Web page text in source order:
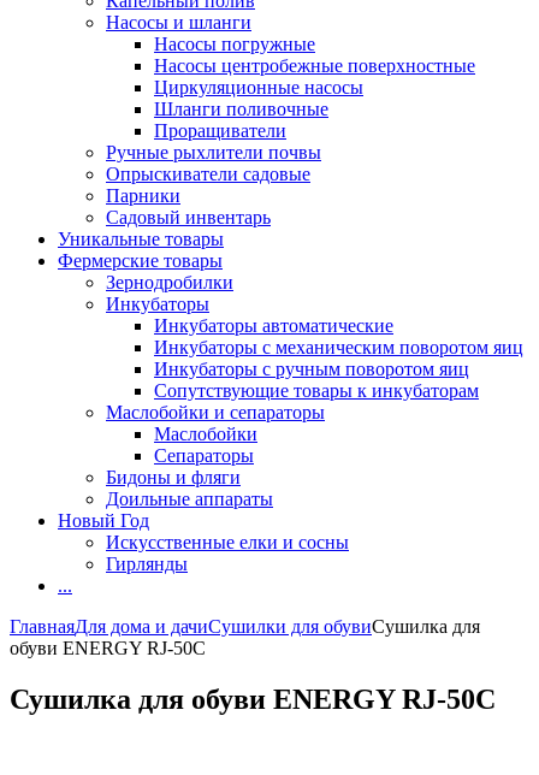
Насосы и шланги
Насосы погружные
Насосы центробежные поверхностные
Циркуляционные насосы
Шланги поливочные
Проращиватели
Ручные рыхлители почвы
Опрыскиватели садовые
Парники
Садовый инвентарь
Уникальные товары
Фермерские товары
Зернодробилки
Инкубаторы
Инкубаторы автоматические
Инкубаторы с механическим поворотом яиц
Инкубаторы с ручным поворотом яиц
Сопутствующие товары к инкубаторам
Маслобойки и сепараторы
Маслобойки
Сепараторы
Бидоны и фляги
Доильные аппараты
Новый Год
Искусственные елки и сосны
Гирлянды
...
ГлавнаяДля дома и дачиСушилки для обувиСушилка для
обуви ENERGY RJ-50C
Сушилка для обуви ENERGY RJ-50C